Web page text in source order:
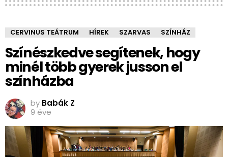
CERVINUS TEÁTRUM HÍREK SZARVAS SZÍNHÁZ
Színészkedve segítenek, hogy
minél több gyerek jusson el
színházba
by Babák Z
9 éve